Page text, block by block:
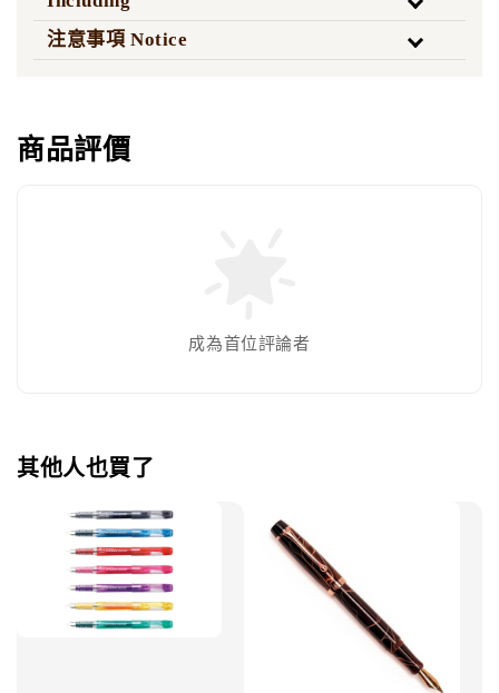
注意事項 Notice
商品評價
成為首位評論者
其他人也買了